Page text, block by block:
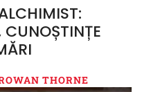
CUNOȘTINȚE
THORNE